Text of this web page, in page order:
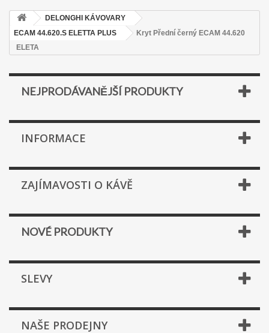
DELONGHI KÁVOVARY
ECAM 44.620.S ELETTA PLUS
Kryt Přední černý ECAM 44.620
ELETA
NEJPRODÁVANĚJŠÍ PRODUKTY
INFORMACE
ZAJÍMAVOSTI O KÁVĚ
NOVÉ PRODUKTY
SLEVY
NAŠE PRODEJNY